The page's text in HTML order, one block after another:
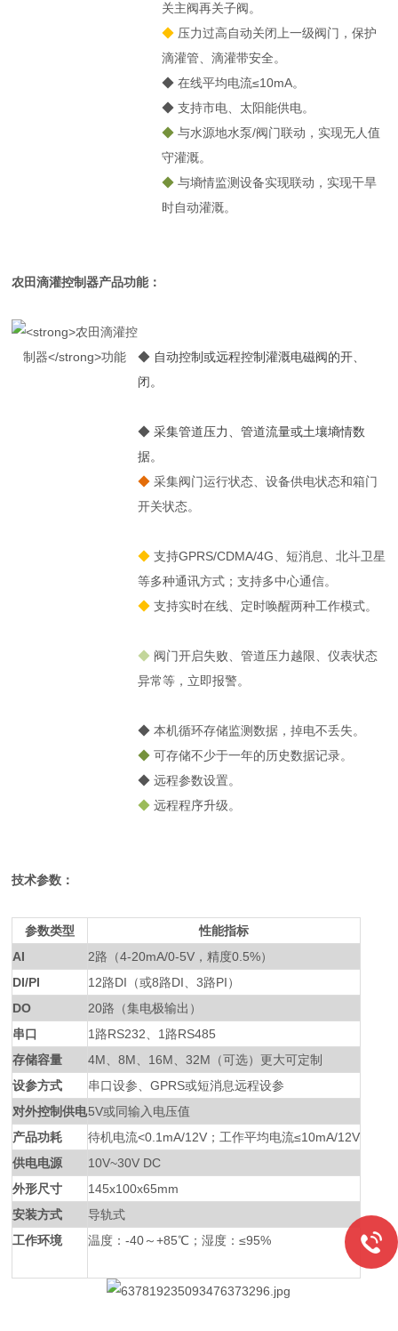
关主阀再关子阀。
◆ 压力过高自动关闭上一级阀门，保护
滴灌管、滴灌带安全。
◆ 在线平均电流≤10mA。
◆ 支持市电、太阳能供电。
◆ 与水源地水泵/阀门联动，实现无人值
守灌溉。
◆ 与墒情监测设备实现联动，实现干旱
时自动灌溉。
农田滴灌控制器产品功能：
◆ 自动控制或远程控制灌溉电磁阀的开、
闭。
◆ 采集管道压力、管道流量或土壤墒情数
据。
◆ 采集阀门运行状态、设备供电状态和箱门
开关状态。
◆ 支持GPRS/CDMA/4G、短消息、北斗卫星
等多种通讯方式；支持多中心通信。
◆ 支持实时在线、定时唤醒两种工作模式。
◆ 阀门开启失败、管道压力越限、仪表状态
异常等，立即报警。
◆ 本机循环存储监测数据，掉电不丢失。
◆ 可存储不少于一年的历史数据记录。
◆ 远程参数设置。
◆ 远程程序升级。
技术参数：
参数类型
性能指标
AI
2路（4-20mA/0-5V，精度0.5%）
DI/PI
12路DI（或8路DI、3路PI）
DO
20路（集电极输出）
串口
1路RS232、1路RS485
存储容量
4M、8M、16M、32M（可选）更大可定制
设参方式
串口设参、GPRS或短消息远程设参
对外控制供电5V或同输入电压值
产品功耗
待机电流<0.1mA/12V；工作平均电流≤10mA/12V
供电电源
10V~30V DC
外形尺寸
145x100x65mm
安装方式
导轨式
工作环境
温度：-40～+85℃；湿度：≤95%